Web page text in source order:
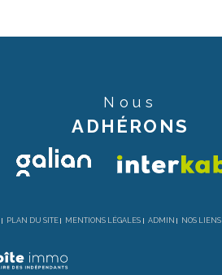
Nous
ADHÉRONS
PLAN DU SITE MENTIONS LÉGALES ADMIN NOS LIENS